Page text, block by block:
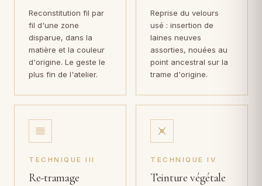
Reconstitution fil par
fil d'une zone
disparue, dans la
matière et la couleur
d'origine. Le geste le
plus fin de l'atelier.
Reprise du velours
usé : insertion de
laines neuves
assorties, nouées au
point ancestral sur la
trame d'origine.
TECHNIQUE III
Re-tramage
TECHNIQUE IV
Teinture végétale